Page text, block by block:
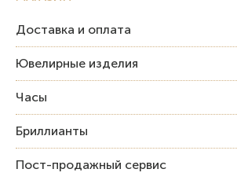
Доставка и оплата
Ювелирные изделия
Часы
Бриллианты
Пост-продажный сервис